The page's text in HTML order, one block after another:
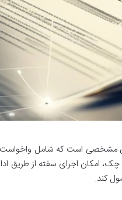
مشخصی است که شامل
امکان اجرای سفته از طریق
کند.